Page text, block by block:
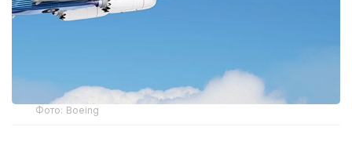
Фото: Boeing